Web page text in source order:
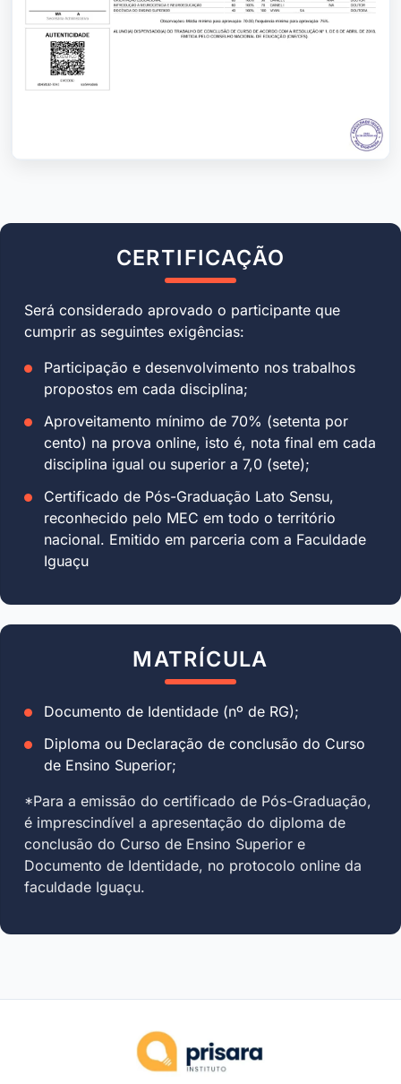
CERTIFICAÇÃO
Será considerado aprovado o participante que
cumprir as seguintes exigências:
Participação e desenvolvimento nos trabalhos
propostos em cada disciplina;
Aproveitamento mínimo de 70% (setenta por
cento) na prova online, isto é, nota final em cada
disciplina igual ou superior a 7,0 (sete);
Certificado de Pós-Graduação Lato Sensu,
reconhecido pelo MEC em todo o território
nacional. Emitido em parceria com a Faculdade
Iguaçu
MATRÍCULA
Documento de Identidade (nº de RG);
Diploma ou Declaração de conclusão do Curso
de Ensino Superior;
*Para a emissão do certificado de Pós-Graduação,
é imprescindível a apresentação do diploma de
conclusão do Curso de Ensino Superior e
Documento de Identidade, no protocolo online da
faculdade Iguaçu.